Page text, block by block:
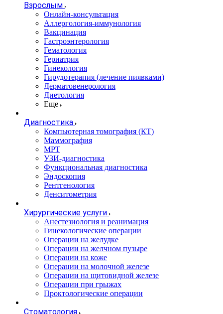
Взрослым
Онлайн-консультация
Аллергология-иммунология
Вакцинация
Гастроэнтерология
Гематология
Гериатрия
Гинекология
Гирудотерапия (лечение пиявками)
Дерматовенерология
Диетология
Еще
Диагностика
Компьютерная томография (КТ)
Маммография
МРТ
УЗИ-диагностика
Функциональная диагностика
Эндоскопия
Рентгенология
Денситометрия
Хирургические услуги
Анестезиология и реанимация
Гинекологические операции
Операции на желудке
Операции на желчном пузыре
Операции на коже
Операции на молочной железе
Операции на щитовидной железе
Операции при грыжах
Проктологические операции
Стоматология